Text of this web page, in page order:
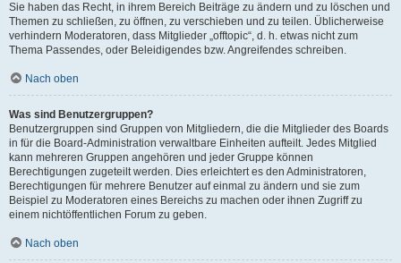
Sie haben das Recht, in ihrem Bereich Beiträge zu ändern und zu löschen und
Themen zu schließen, zu öffnen, zu verschieben und zu teilen. Üblicherweise
verhindern Moderatoren, dass Mitglieder „offtopic“, d. h. etwas nicht zum
Thema Passendes, oder Beleidigendes bzw. Angreifendes schreiben.
Nach oben
Was sind Benutzergruppen?
Benutzergruppen sind Gruppen von Mitgliedern, die die Mitglieder des Boards
in für die Board-Administration verwaltbare Einheiten aufteilt. Jedes Mitglied
kann mehreren Gruppen angehören und jeder Gruppe können
Berechtigungen zugeteilt werden. Dies erleichtert es den Administratoren,
Berechtigungen für mehrere Benutzer auf einmal zu ändern und sie zum
Beispiel zu Moderatoren eines Bereichs zu machen oder ihnen Zugriff zu
einem nichtöffentlichen Forum zu geben.
Nach oben